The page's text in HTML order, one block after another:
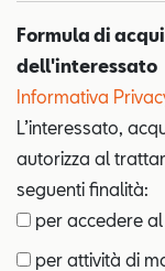
Formula di
dell'interessato
Informativa
L’interessato,
autorizza al
seguenti finalità:
per accedere
per attività di